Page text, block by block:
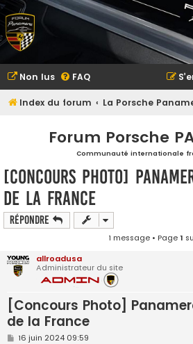
Non lus FAQ
Index du forum La Porsche
Forum Porsche
Communauté internationale
[Concours Photo]
de la France
Répondre
1 message • Page1
allroadusa
Administrateur du site
[Concours Photo]
de la France
M
16 juin 2024 09:59